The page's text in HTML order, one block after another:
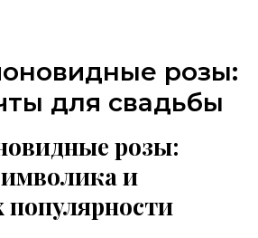
розы:
для свадьбы
розы:
и
популярности